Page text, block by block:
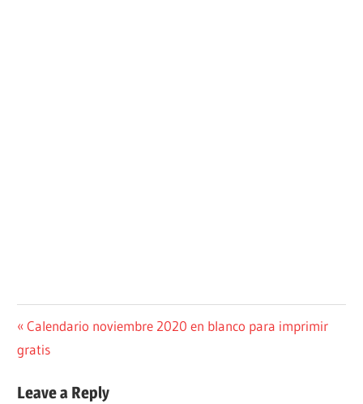
Post
navigation
Previous
Post:
Calendario noviembre 2020 en blanco para imprimir
gratis
Leave a Reply